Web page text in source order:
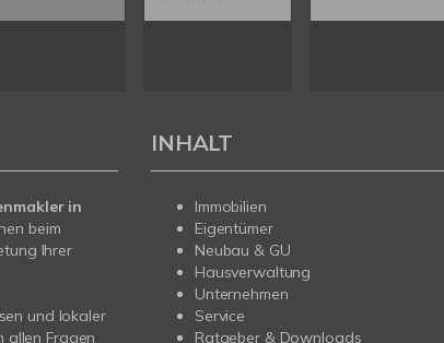
in
beim
Ihrer
und lokaler
allen Fragen
INHALT
Immobilien
Eigentümer
Neubau & GU
Hausverwaltung
Unternehmen
Service
Ratgeber & Downloads